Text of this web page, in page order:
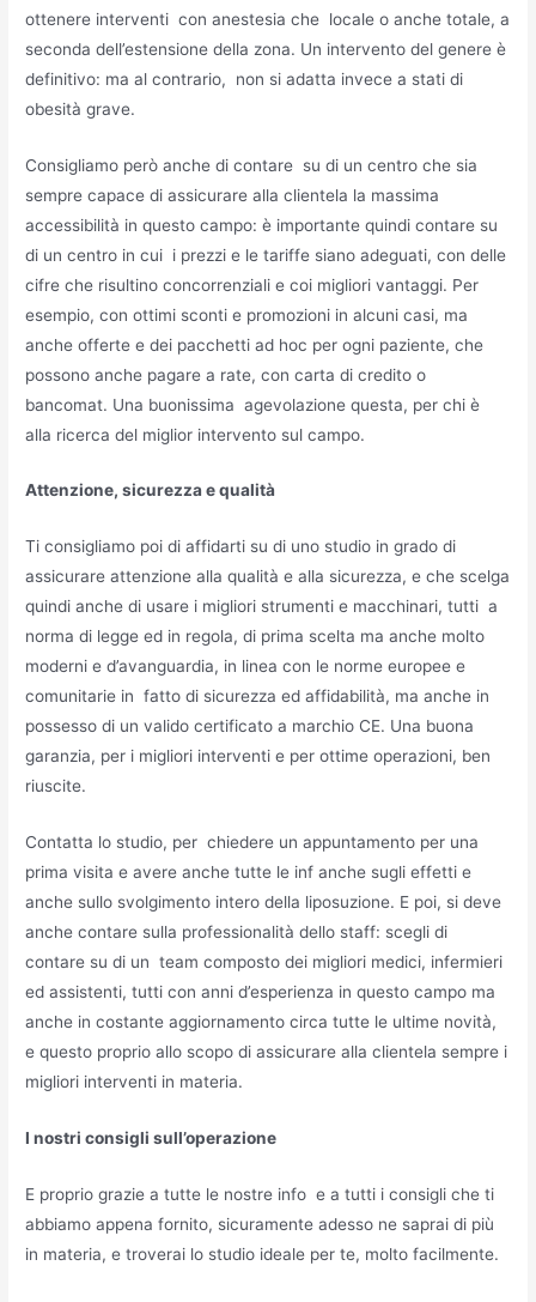
ottenere interventi con anestesia che locale o anche totale, a
seconda dell’estensione della zona. Un intervento del genere è
definitivo: ma al contrario, non si adatta invece a stati di
obesità grave.
Consigliamo però anche di contare su di un centro che sia
sempre capace di assicurare alla clientela la massima
accessibilità in questo campo: è importante quindi contare su
di un centro in cui i prezzi e le tariffe siano adeguati, con delle
cifre che risultino concorrenziali e coi migliori vantaggi. Per
esempio, con ottimi sconti e promozioni in alcuni casi, ma
anche offerte e dei pacchetti ad hoc per ogni paziente, che
possono anche pagare a rate, con carta di credito o
bancomat. Una buonissima agevolazione questa, per chi è
alla ricerca del miglior intervento sul campo.
Attenzione, sicurezza e qualità
Ti consigliamo poi di affidarti su di uno studio in grado di
assicurare attenzione alla qualità e alla sicurezza, e che scelga
quindi anche di usare i migliori strumenti e macchinari, tutti a
norma di legge ed in regola, di prima scelta ma anche molto
moderni e d’avanguardia, in linea con le norme europee e
comunitarie in fatto di sicurezza ed affidabilità, ma anche in
possesso di un valido certificato a marchio CE. Una buona
garanzia, per i migliori interventi e per ottime operazioni, ben
riuscite.
Contatta lo studio, per chiedere un appuntamento per una
prima visita e avere anche tutte le inf anche sugli effetti e
anche sullo svolgimento intero della liposuzione. E poi, si deve
anche contare sulla professionalità dello staff: scegli di
contare su di un team composto dei migliori medici, infermieri
ed assistenti, tutti con anni d’esperienza in questo campo ma
anche in costante aggiornamento circa tutte le ultime novità,
e questo proprio allo scopo di assicurare alla clientela sempre i
migliori interventi in materia.
I nostri consigli sull’operazione
E proprio grazie a tutte le nostre info e a tutti i consigli che ti
abbiamo appena fornito, sicuramente adesso ne saprai di più
in materia, e troverai lo studio ideale per te, molto facilmente.